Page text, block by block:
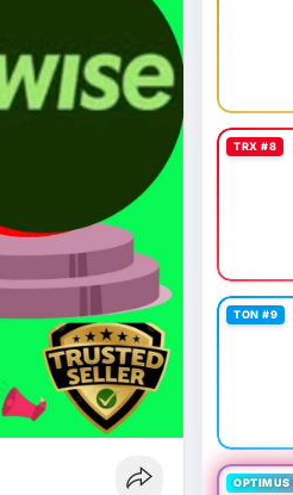
TRX #8
TON #9
OPTIMUS